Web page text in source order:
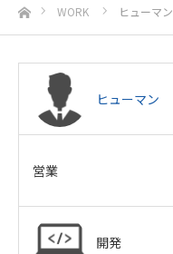
ホームWORK ヒューマン
ヒューマン
営業
開発